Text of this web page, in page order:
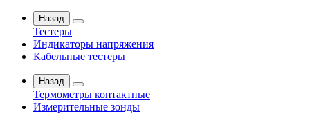
Назад
Тестеры
Индикаторы напряжения
Кабельные тестеры
Назад
Термометры контактные
Измерительные зонды